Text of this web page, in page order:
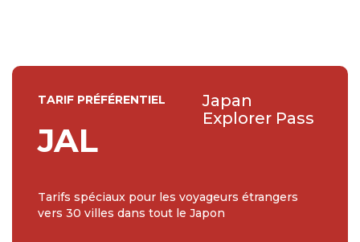
TARIF PRÉFÉRENTIEL
JAL
Japan
Explorer Pass
Tarifs spéciaux pour les voyageurs étrangers
vers 30 villes dans tout le Japon